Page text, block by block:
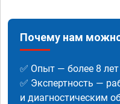
Почему нам
✅ Опыт — более 8
✅ Экспертность —
и диагностическим